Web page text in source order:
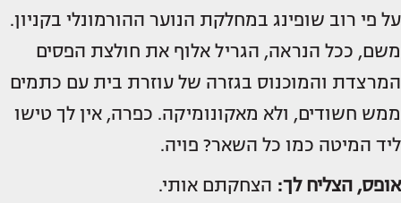
על פי רוב שופינג במחלקת הנוער ההורמונלי בקניון.
משם, ככל הנראה, הגריל אלוף את חולצת הפסים
המרצדת והמוכנוס בגזרה של עוזרת בית עם כתמים
ממש חשודים, ולא מאקונומיקה. כפרה, אין לך טישו
ליד המיטה כמו כל השאר? פויה.
אופס, הצליח לך: הצחקתם אותי.